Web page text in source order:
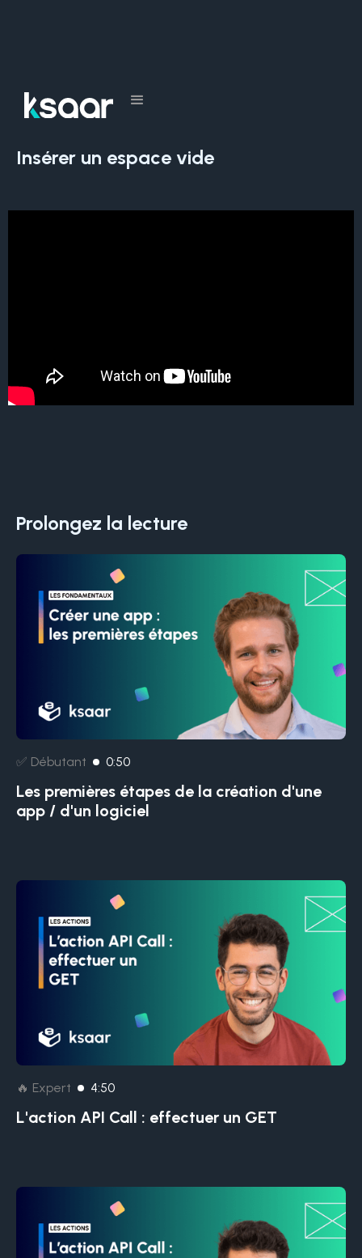
Insérer un espace vide
Prolongez la lecture
✅ Débutant 0:50
Les premières étapes de la création d'une
app / d'un logiciel
🔥 Expert 4:50
L'action API Call : effectuer un GET